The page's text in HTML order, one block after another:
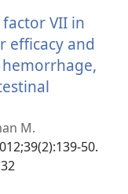
պատուհան)
VII in
efficacy and
M.
50.